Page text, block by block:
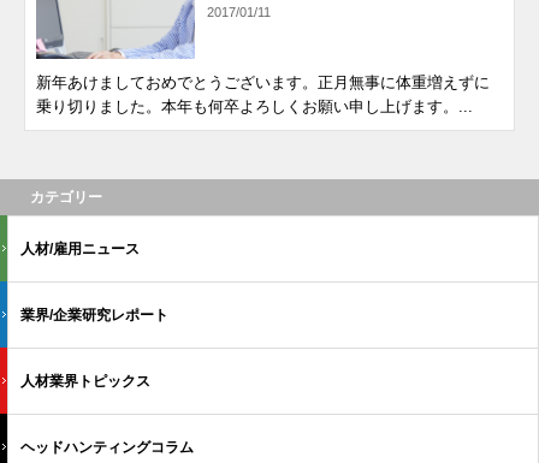
2017/01/11
新年あけましておめでとうございます。正月無事に体重増えずに
乗り切りました。本年も何卒よろしくお願い申し上げます。...
カテゴリー
人材/雇用ニュース
業界/企業研究レポート
人材業界トピックス
ヘッドハンティングコラム